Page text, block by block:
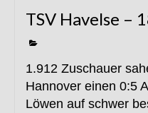
TSV Havelse –
1.912 Zuschauer
Hannover einen 0:5
Löwen auf schwer